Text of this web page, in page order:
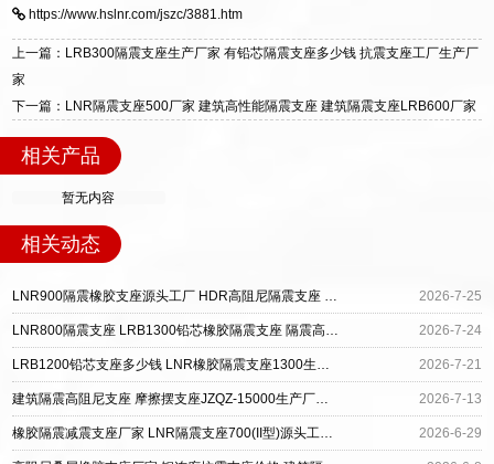
质、检测报告完备，提供选型、深化、供货、安
装指导全套服务，厂址衡水高新区北方工业基地
https://www.hslnr.com/jszc/3881.htm
上一篇：LRB300隔震支座生产厂家 有铅芯隔震支座多少钱 抗震支座工厂生产厂
家
下一篇：LNR隔震支座500厂家 建筑高性能隔震支座 建筑隔震支座LRB600厂家
相关产品
暂无内容
相关动态
LNR900隔震橡胶支座源头工厂 HDR高阻尼隔震支座 建筑隔震高阻尼支座 2026-7-25
LNR800隔震支座 LRB1300铅芯橡胶隔震支座 隔震高阻尼橡胶支座厂家电话 2026-7-24
LRB1200铅芯支座多少钱 LNR橡胶隔震支座1300生产厂家 建筑隔震高阻尼支座 2026-7-21
建筑隔震高阻尼支座 摩擦摆支座JZQZ-15000生产厂家 建筑橡胶隔震支座单价 2026-7-13
橡胶隔震减震支座厂家 LNR隔震支座700(II型)源头工厂 隔震高阻尼支座厂家 2026-6-29